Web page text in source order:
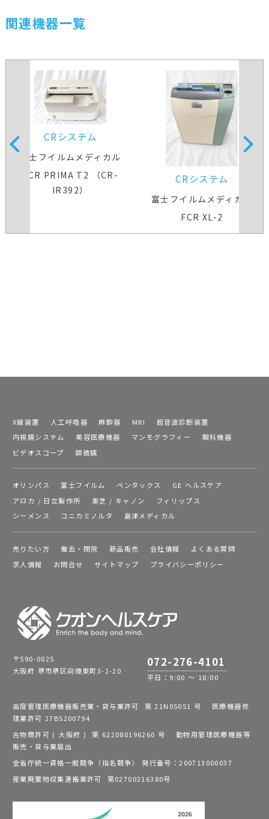
関連機器一覧
CRシステム
富士フイルムメディカル
FCR PRIMA T2 （CR-
IR392）
CRシステム
富士フイルムメディカル
FCR XL-2
X線装置 人工呼吸器 麻酔器 MRI
超音波診断装置
内視鏡システム
美容医療機器 マンモグラフィー
眼科機器
ビデオスコープ
顕微鏡
オリンパス 富士フイルム ペンタックス
GE ヘルスケア
アロカ / 日立製作所
東芝 / キャノン
フィリップス
シーメンス
コニカミノルタ 島津メディカル
売りたい方 撤去・閉院 新品販売 会社情報
よくある質問
求人情報
お問合せ サイトマップ プライバシーポリシー
〒590-0025
大阪府 堺市堺区向陵東町3-2-20
072-276-4101
平日：9:00 ～ 18:00
高度管理医療機器販売業・貸与業許可 第 21N05051 号 医療機器修
理業許可 27BS200794
古物商許可 ( 大阪府 ) 第 622080196260 号 動物用管理医療機器等
販売・貸与業届出
全省庁統一資格一般競争（指名競争） 発行番号：200713000037
産業廃棄物収集運搬業許可 第02700216380号